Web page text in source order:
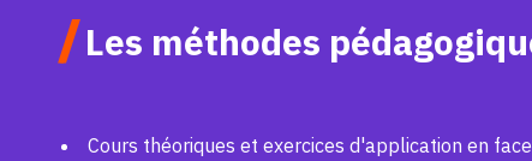
/Les méthodes
Cours théoriques et exercices d'application en